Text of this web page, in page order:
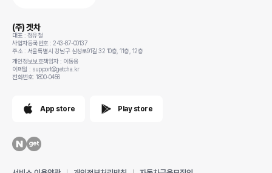
(주) 겟차
대표 : 정유철
사업자등록번호 : 243-87-00137
주소 : 서울특별시 강남구 삼성로91길 32 10층, 11층, 12층
개인정보보호책임자 : 이동용
이메일 : support@getcha.kr
전화번호: 1800-0456
App store Play store